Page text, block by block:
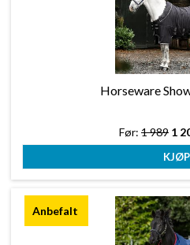
Horseware
Før: 1 989 1